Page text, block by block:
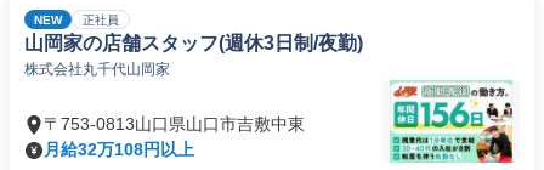
NEW 正社員
山岡家の店舗スタッフ(週休3日制/夜勤)
株式会社丸千代山岡家
〒753-0813山口県山口市吉敷中東
月給32万108円以上